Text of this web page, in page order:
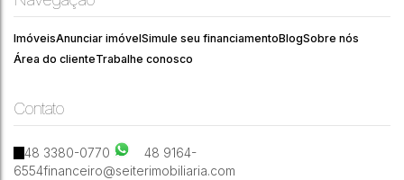
CEP:
88050-,
Gomes
,
Lisboa
,Florianópolis, ,Brasil
1 100m²
ImóveisAnunciar imóvelSimule seu financiamentoBlogSobre nós
Área do clienteTrabalhe conosco
Contato
48 3380-0770
48 9164-
6554financeiro@seiterimobiliaria.com